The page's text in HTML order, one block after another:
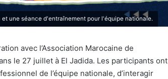
une séance d'entraînement pour l'équipe nationale.
avec l’Association Marocaine de
le 27 juillet à El Jadida. Les participants ont
de l’équipe nationale, d’interagir